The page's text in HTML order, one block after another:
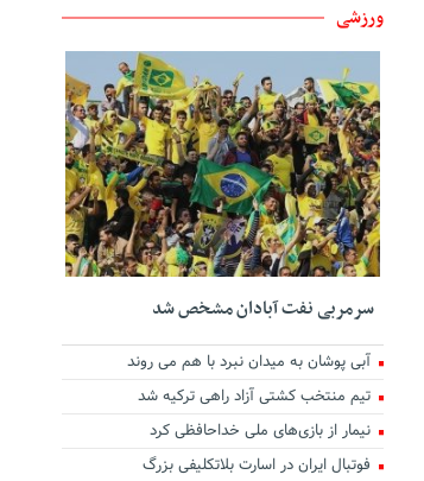
ورزشی
سرمربی نفت آبادان مشخص شد
آبی پوشان به میدان نبرد با هم می روند
تیم منتخب کشتی آزاد راهی ترکیه شد
نیمار از بازی‌های ملی خداحافظی کرد
فوتبال ایران در اسارت بلاتکلیفی بزرگ